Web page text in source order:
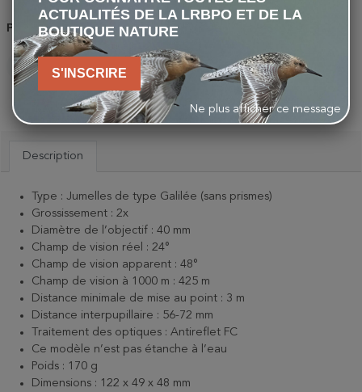
Partager
PARTAGERTWEETPINTEREST
Description
Type : Jumelles de type Galilée (sans prismes)
Grossissement : 2x
Diamètre de l’objectif : 40 mm
Champ de vision réel : 24°
Champ de vision apparent : 48°
Champ de vision à 1000 m : 425 m
Distance minimale de mise au point : 3 m
Distance interpupillaire : 56-72 mm
Traitement des optiques : Antireflet FC
Ce modèle n’est pas étanche à l’eau
Poids : 170 g
Dimensions : 122 x 49 x 48 mm
ACTUALITÉS DE LA LRBPO ET DE LA
BOUTIQUE NATURE
S'INSCRIRE
Ne plus afficher ce message